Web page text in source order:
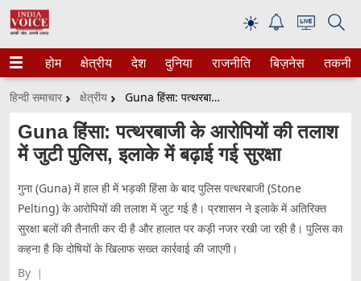
☀
होम क्षेत्रीय देश दुनिया राजनीति बिज़नेस तकनीक
हिन्दी समाचार क्षेत्रीय Guna हिंसा: पत्थरबाजी के आरोपियों की तलाश में जुटी पुलिस, इलाके में बढ़ाई गई सुरक्षा
Guna हिंसा: पत्थरबाजी के आरोपियों की तलाश
में जुटी पुलिस, इलाके में बढ़ाई गई सुरक्षा
गुना (Guna) में हाल ही में भड़की हिंसा के बाद पुलिस पत्थरबाजी (Stone
Pelting) के आरोपियों की तलाश में जुट गई है। प्रशासन ने इलाके में अतिरिक्त
सुरक्षा बलों की तैनाती कर दी है और हालात पर कड़ी नजर रखी जा रही है। पुलिस का
कहना है कि दोषियों के खिलाफ सख्त कार्रवाई की जाएगी।
By